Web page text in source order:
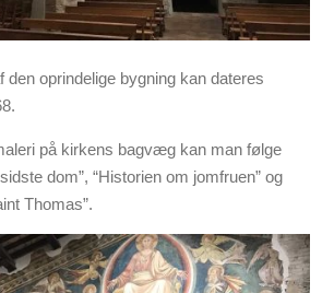
oprindelige bygning kan dateres
på kirkens bagvæg kan man følge
dom”, “Historien om jomfruen” og
Thomas”.